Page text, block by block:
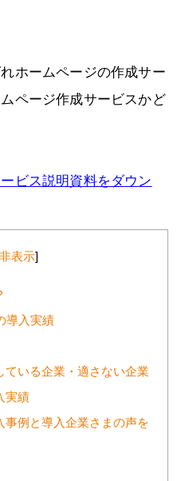
ホームページの作成サー
ページ作成サービスかど
ビス説明資料をダウン
非表示]
導入実績
ている企業・適さない企業
実績
事例と導入企業さまの声を